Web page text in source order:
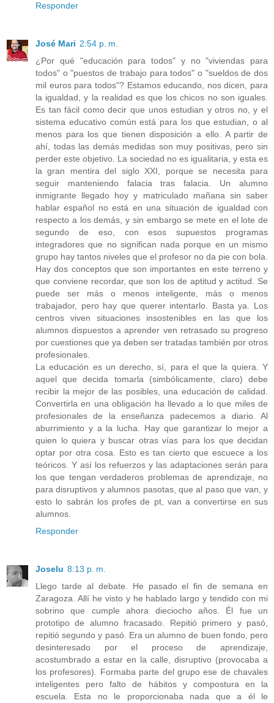
Responder
José Mari 2:54 p. m.
¿Por qué "educación para todos" y no "viviendas para
todos" o "puestos de trabajo para todos" o "sueldos de dos
mil euros para todos"? Estamos educando, nos dicen, para
la igualdad, y la realidad es que los chicos no son iguales.
Es tan fácil como decir que unos estudian y otros no, y el
sistema educativo común está para los que estudian, o al
menos para los que tienen disposición a ello. A partir de
ahí, todas las demás medidas son muy positivas, pero sin
perder este objetivo. La sociedad no es igualitaria, y esta es
la gran mentira del siglo XXI, porque se necesita para
seguir manteniendo falacia tras falacia. Un alumno
inmigrante llegado hoy y matriculado mañana sin saber
hablar español no está en una situación de igualdad con
respecto a los demás, y sin embargo se mete en el lote de
segundo de eso, con esos supuestos programas
integradores que no significan nada porque en un mismo
grupo hay tantos niveles que el profesor no da pie con bola.
Hay dos conceptos que son importantes en este terreno y
que conviene recordar, que son los de aptitud y actitud. Se
puede ser más o menos inteligente, más o menos
trabajador, pero hay que querer intentarlo. Basta ya. Los
centros viven situaciones insostenibles en las que los
alumnos dispuestos a aprender ven retrasado su progreso
por cuestiones que ya deben ser tratadas también por otros
profesionales.
La educación es un derecho, sí, para el que la quiera. Y
aquel que decida tomarla (simbólicamente, claro) debe
recibir la mejor de las posibles, una educación de calidad.
Convertirla en una obligación ha llevado a lo que miles de
profesionales de la enseñanza padecemos a diario. Al
aburrimiento y a la lucha. Hay que garantizar lo mejor a
quien lo quiera y buscar otras vías para los que decidan
optar por otra cosa. Esto es tan cierto que escuece a los
teóricos. Y así los refuerzos y las adaptaciones serán para
los que tengan verdaderos problemas de aprendizaje, no
para disruptivos y alumnos pasotas, que al paso que van, y
esto lo sabrán los profes de pt, van a convertirse en sus
alumnos.
Responder
Joselu 8:13 p. m.
Llego tarde al debate. He pasado el fin de semana en
Zaragoza. Allí he visto y he hablado largo y tendido con mi
sobrino que cumple ahora dieciocho años. Él fue un
prototipo de alumno fracasado. Repitió primero y pasó,
repitió segundo y pasó. Era un alumno de buen fondo, pero
desinteresado por el proceso de aprendizaje,
acostumbrado a estar en la calle, disruptivo (provocaba a
los profesores). Formaba parte del grupo ese de chavales
inteligentes pero falto de hábitos y compostura en la
escuela. Esta no le proporcionaba nada que a él le